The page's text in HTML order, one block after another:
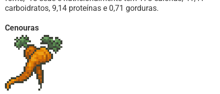
carboidratos, 9,14 proteínas e 0,71 gorduras.
Cenouras